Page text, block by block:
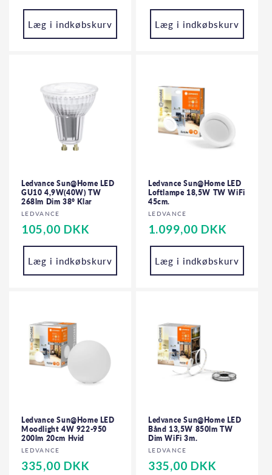
Læg i indkøbskurv Læg i indkøbskurv
Ledvance Sun@Home LED
GU10 4,9W(40W) TW
268lm Dim 38° Klar
Forhandler:
LEDVANCE
Normalpris
105,00 DKK
Læg i indkøbskurv
Ledvance Sun@Home LED
Loftlampe 18,5W TW WiFi
45cm.
Forhandler:
LEDVANCE
Normalpris
1.099,00 DKK
Læg i indkøbskurv
Ledvance Sun@Home LED
Moodlight 4W 922-950
200lm 20cm Hvid
Forhandler:
LEDVANCE
Normalpris
335,00 DKK
Ledvance Sun@Home LED
Bånd 13,5W 850lm TW
Dim WiFi 3m.
Forhandler:
LEDVANCE
Normalpris
335,00 DKK